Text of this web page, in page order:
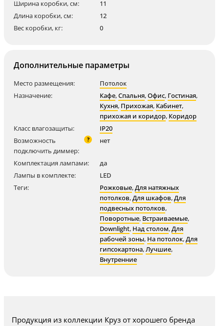
Ширина коробки, см:
11
Длина коробки, см:
12
Вес коробки, кг:
0
Дополнительные параметры
Место размещения:
Потолок
Назначение:
Кафе,Спальня,Офис, Гостиная,
Кухня, Прихожая, Кабинет,
прихожая и коридор, Коридор
Класс влагозащиты:
IP20
Возможность
подключить диммер:
? нет
Комплектация лампами:
да
Лампы в комплекте:
LED
Теги:
Рожковые,Для натяжных
потолков,Для шкафов,Для
подвесных потолков,
Поворотные, Встраиваемые,
Downlight, Над столом,Для
рабочей зоны, На потолок,Для
гипсокартона,Лучшие,
Внутренние
Продукция из коллекции Круз от хорошего бренда